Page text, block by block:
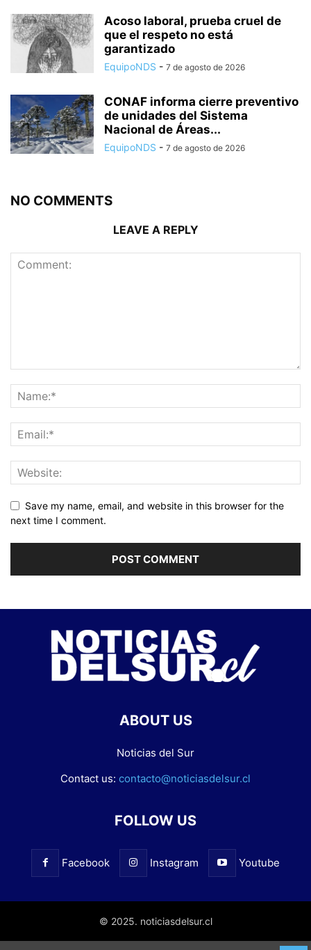
Acoso laboral, prueba cruel de
que el respeto no está
garantizado
EquipoNDS - 7 de agosto de 2026
CONAF informa cierre preventivo
de unidades del Sistema
Nacional de Áreas...
EquipoNDS - 7 de agosto de 2026
NO COMMENTS
LEAVE A REPLY
Save my name, email, and website in this browser for the
next time I comment.
ABOUT US
Noticias del Sur
Contact us: contacto@noticiasdelsur.cl
FOLLOW US
Facebook Instagram Youtube
© 2025. noticiasdelsur.cl